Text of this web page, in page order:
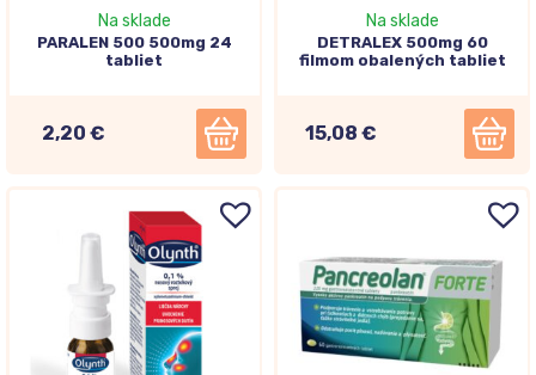
Na sklade
PARALEN 500 500mg 24
tabliet
2,20 €
Na sklade
DETRALEX 500mg 60
filmom obalených tabliet
15,08 €